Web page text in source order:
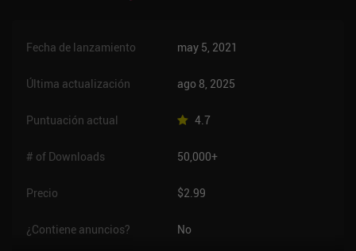
Fecha de lanzamiento may 5, 2021
Última actualización ago 8, 2025
Puntuación actual 4.7
# of Downloads 50,000+
Precio $2.99
¿Contiene anuncios? No